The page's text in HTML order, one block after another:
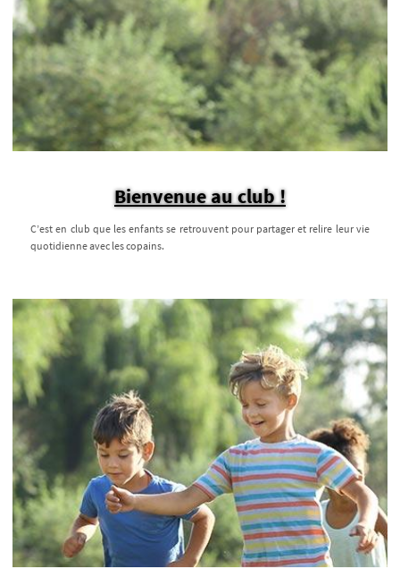
Bienvenue au club !
C’est en club que les enfants se retrouvent pour partager et relire leur vie
quotidienne avec les copains.